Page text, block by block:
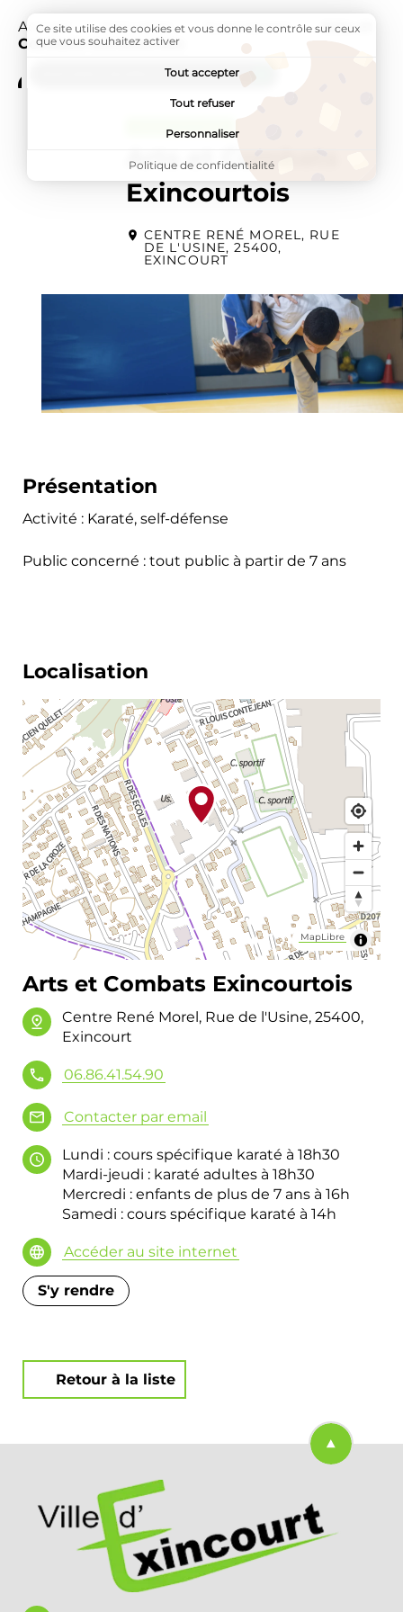
Accueil Annuaires Associations Page
Arts et
Combats Exincourtois
ADDTOANY (SHARE) EST DÉSACTIVÉ.
Arts et Combats
Exincourtois
ASSOCIATIONS
CENTRE RENÉ MOREL, RUE
DE L'USINE, 25400,
EXINCOURT
Présentation
Activité : Karaté, self-défense
Public concerné : tout public à partir de 7 ans
Localisation
MapLibre
Arts et Combats Exincourtois
Centre René Morel, Rue de l'Usine, 25400,
Exincourt
06.86.41.54.90
Contacter par email
Lundi : cours spécifique karaté à 18h30
Mardi-jeudi : karaté adultes à 18h30
Mercredi : enfants de plus de 7 ans à 16h
Samedi : cours spécifique karaté à 14h
Accéder au site internet
S'y rendre
Retour à la liste
Retourner
Ce site utilise des cookies et vous donne le contrôle sur ceux
que vous souhaitez activer
Tout accepter
Tout refuser
Personnaliser
Politique de confidentialité